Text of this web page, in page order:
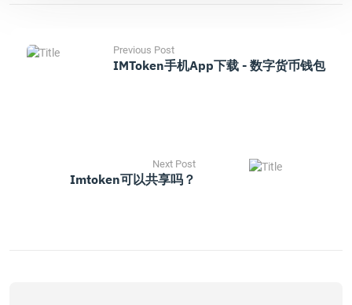
Previous Post
IMToken手机App下载 - 数字货币钱包
Next Post
Imtoken可以共享吗？